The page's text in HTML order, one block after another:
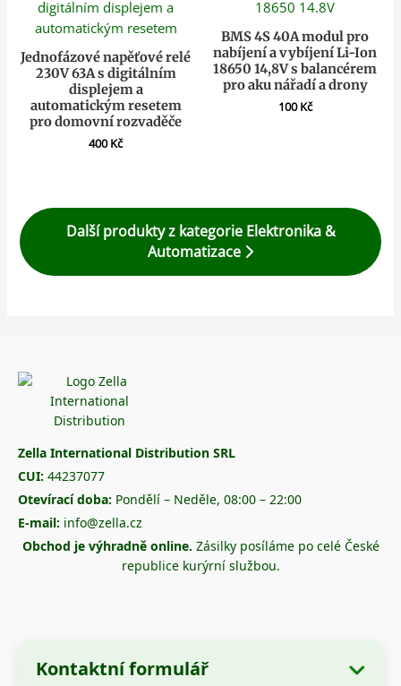
Jednofázové napěťové relé
230V 63A s digitálním
displejem a
automatickým resetem
pro domovní rozvaděče
400Kč
BMS 4S 40A modul pro
nabíjení a vybíjení Li-Ion
18650 14,8V s balancérem
pro aku nářadí a drony
100Kč
Další produkty z kategorie Elektronika &
Automatizace
Zella International Distribution SRL
CUI: 44237077
Otevírací doba: Pondělí – Neděle, 08:00 – 22:00
E-mail: info@zella.cz
Obchod je výhradně online. Zásilky posíláme po celé České
republice kurýrní službou.
Kontaktní formulář